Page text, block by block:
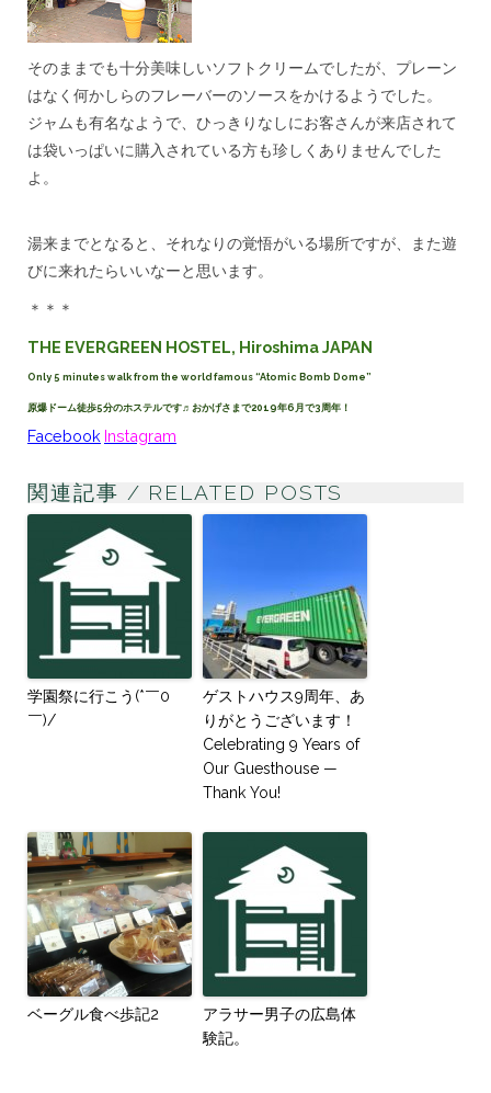
そのままでも十分美味しいソフトクリームでしたが、プレーン
はなく何かしらのフレーバーのソースをかけるようでした。
ジャムも有名なようで、ひっきりなしにお客さんが来店されて
は袋いっぱいに購入されている方も珍しくありませんでした
よ。
湯来までとなると、それなりの覚悟がいる場所ですが、また遊
びに来れたらいいなーと思います。
＊＊＊
THE EVERGREEN HOSTEL, Hiroshima JAPAN
Only 5 minutes walk from the world famous “Atomic Bomb Dome”
原爆ドーム徒歩5分のホステルです♬おかげさまで2019年6月で3周年！
Facebook Instagram
関連記事 / RELATED POSTS
学園祭に行こう(*￣0
￣)/
ゲストハウス9周年、あ
りがとうございます！
Celebrating 9 Years of
Our Guesthouse —
Thank You!
ベーグル食べ歩記2
アラサー男子の広島体
験記。